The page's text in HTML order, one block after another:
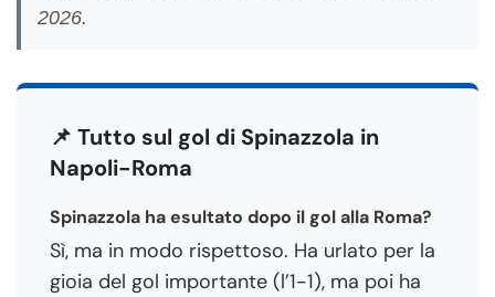
2026.
📌 Tutto sul gol di Spinazzola in
Napoli-Roma
Spinazzola ha esultato dopo il gol alla Roma?
Sì, ma in modo rispettoso. Ha urlato per la
gioia del gol importante (l’1-1), ma poi ha